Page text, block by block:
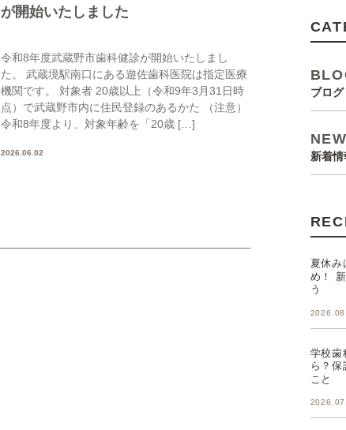
が開始いたしました
令和8年度武蔵野市歯科健診が開始いたしまし
た。 武蔵境駅南口にある遊佐歯科医院は指定医療
機関です。 対象者 20歳以上（令和9年3月31日時
点）で武蔵野市内に住民登録のあるかた （注意）
令和8年度より、対象年齢を「20歳 […]
2026.06.02
ブログ
新着情
夏休み
め！
う
学校歯
ら？
こと